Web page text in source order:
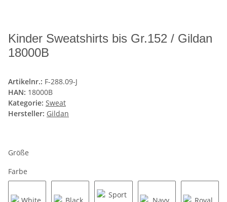
Kinder Sweatshirts bis Gr.152 / Gildan
18000B
Artikelnr.: F-288.09-J
HAN: 18000B
Kategorie: Sweat
Hersteller: Gildan
Größe
Farbe